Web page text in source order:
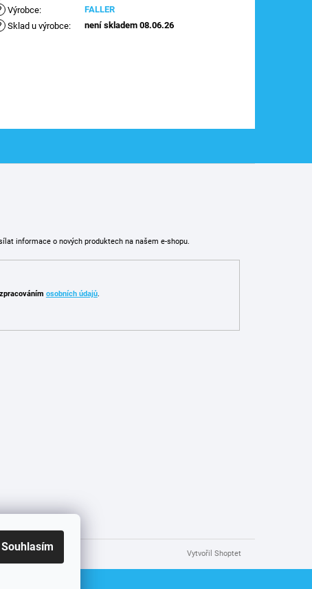
Souhlasím
Výrobce: FALLER
Sklad u výrobce: není skladem 08.06.26
informace o nových produktech na našem e-shopu.
osobních údajů.
Vytvořil Shoptet